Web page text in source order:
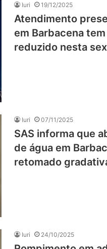
Iuri 19/12/2025
Atendimento
em Barbacena
reduzido nesta
Iuri 07/11/2025
SAS informa que
de água em
retomado
Iuri 24/10/2025